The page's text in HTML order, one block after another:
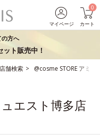
マイページ
0
カート
方へ
ト販売中！
店舗検索 @cosme STORE アミュ
ュエスト博多店